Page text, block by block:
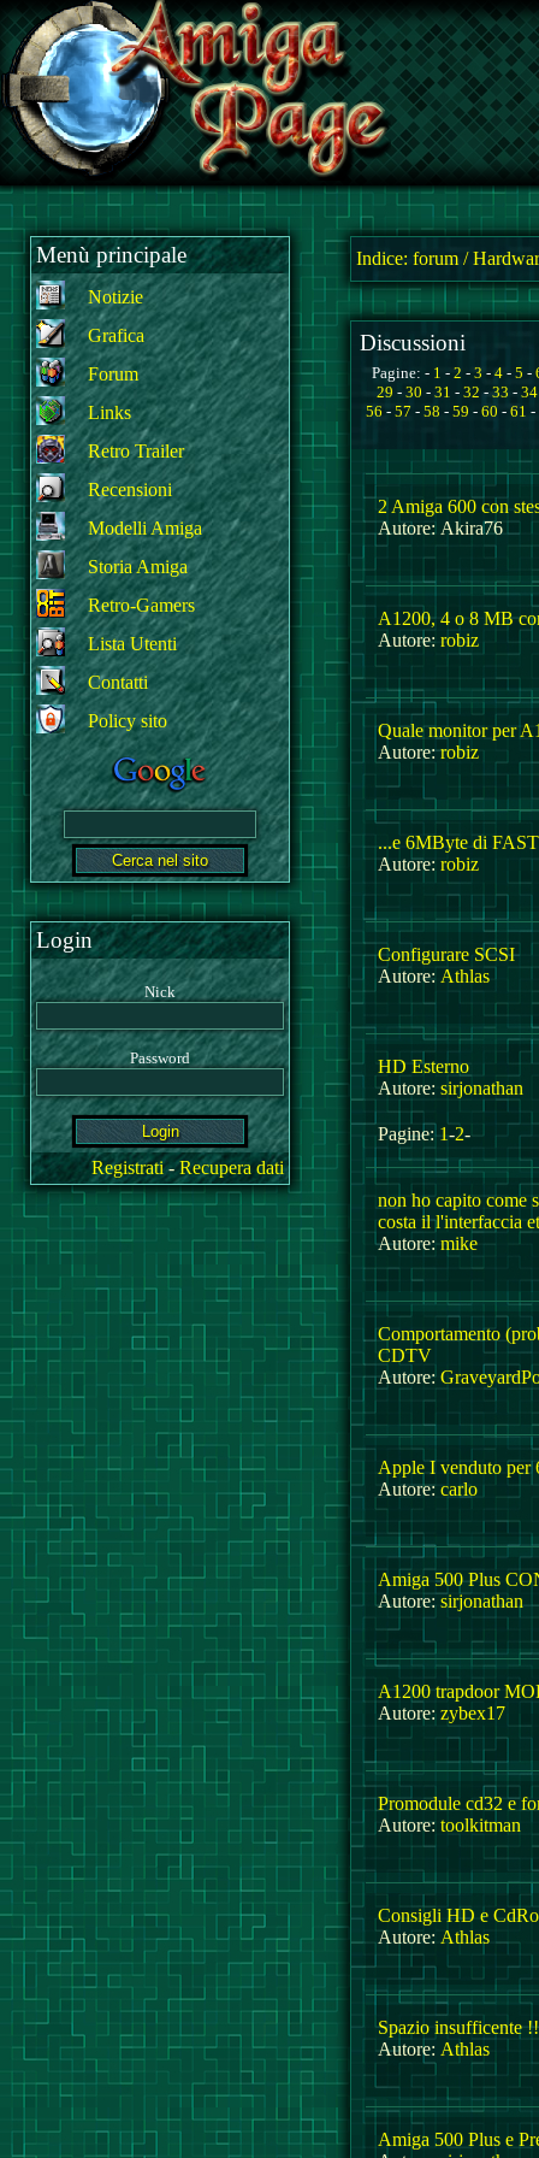
Menù principale
Notizie
Grafica
Forum
Links
Retro Trailer
Recensioni
Modelli Amiga
Storia Amiga
Retro-Gamers
Lista Utenti
Contatti
Policy sito
Login
Nick
Password
Registrati-Recupera dati
Indice: forum /
Discussioni
Pagine: - 1 - 2 - 3 - 4 - 5 -
29 - 30 - 31 - 32 - 33 - 34
56 - 57 - 58 - 59 - 60 - 61 -
2 Amiga 600 con
Autore: Akira76
A1200, 4 o 8 MB
Autore: robiz
Quale monitor per
Autore:robiz
...e 6MByte di
Autore: robiz
Configurare SCSI
Autore: Athlas
HD Esterno
Autore: sirjonathan
Pagine:1-2-
non ho capito come
costa il l'interfaccia
Autore: mike
Comportamento
CDTV
Autore:
Apple I venduto per
Autore: carlo
Amiga 500 Plus
Autore:sirjonathan
A1200 trapdoor
Autore: zybex17
Promodule cd32 e
Autore: toolkitman
Consigli HD e
Autore: Athlas
Spazio insufficente !!
Autore: Athlas
Amiga 500 Plus e